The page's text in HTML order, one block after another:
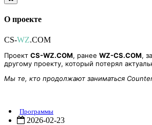
О проекте
CS-WZ.COM
Проект CS-WZ.COM, ранее WZ-CS.COM,
другому проекту, который потерял
Мы те, кто продолжают заниматься
Программы
2026-02-23